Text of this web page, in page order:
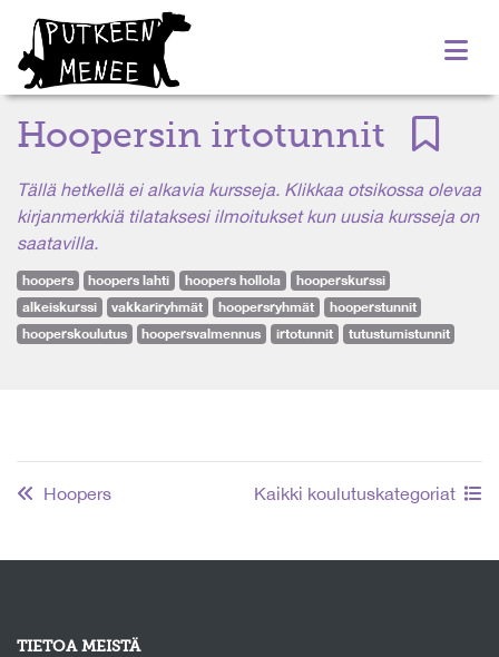
Hoopersin irtotunnit
Tällä hetkellä ei alkavia kursseja. Klikkaa otsikossa olevaa
kirjanmerkkiä tilataksesi ilmoitukset kun uusia kursseja on
saatavilla.
hoopers hoopers lahti hoopers hollola
hooperskurssi
alkeiskurssi
vakkariryhmät hoopersryhmät
hooperstunnit
hooperskoulutus
hoopersvalmennus irtotunnit tutustumistunnit
Hoopers Kaikki koulutuskategoriat
TIETOA MEISTÄ